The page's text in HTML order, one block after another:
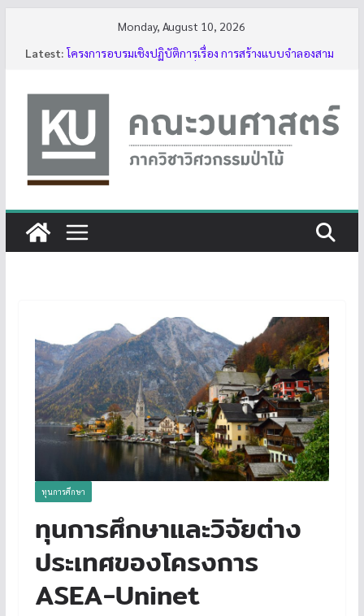
Monday, August 10, 2026
Latest: โครงการอบรมเชิงปฏิบัติการเรื่อง การสร้างแบบจำลองสาม
กิจกรรมนิสิต ปีการศึกษา 2569
ทุนสนับสนุนโครงงานนิสิตผ่านอาจารย์ที่ปรึกษา
บรรยากาศการอบรมเชิงปฏิบัติการเรื่อง การสร้างแบบ
จำลองสามมิติของต้นไม้ด้วย LiDAR รุ่นที่ 5
ทุนการศึกษา
ทุนการศึกษาและวิจัยต่าง
ประเทศของโครงการ
ASEA-Uninet